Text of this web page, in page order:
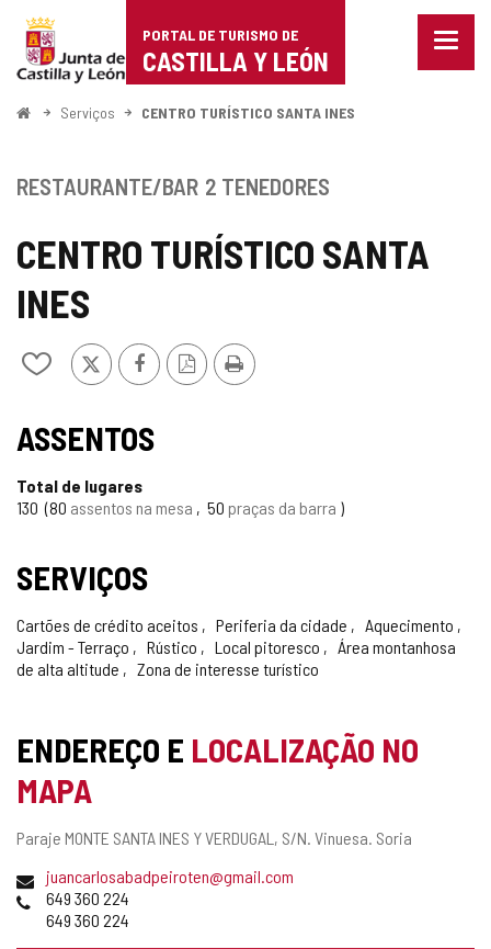
Portal
de
Turismo
Castilla
León
PORTAL DE TURISMO DE
CASTILLA Y LEÓN
Menu
ComeçoServiços CENTRO TURÍSTICO SANTA INES
CENTRO TURÍSTICO SANTA
INES
Adicionar
de
meus
x FacebookVersão
PDF
Imprimir
TIPO
RESTAURANTE/BAR 2 TENEDORES
ASSENTOS
Total de lugares
130 80 assentos na mesa 50 praças da barra
SERVIÇOS
Cartões de crédito aceitos Periferia da cidade
Aquecimento
Jardim - Terraço
Rústico Local pitoresco
Área montanhosa
de alta altitude
Zona de interesse turístico
ENDEREÇO E LOCALIZAÇÃO NO
MAPA
Endereço
Paraje MONTE SANTA INES Y VERDUGAL, S/N. Vinuesa. Soria
Endereço
de
email
juancarlosabadpeiroten@gmail.com
Telefones
649 360 224
649 360 224